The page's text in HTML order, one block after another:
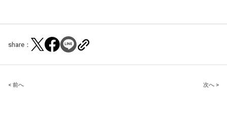
share：
Post
< 前へ 次へ >